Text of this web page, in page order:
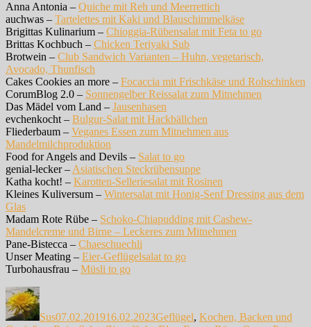
Anna Antonia – Quiche mit Reh und Meerrettich
auchwas – Tartelettes mit Kaki und Blauschimmelkäse
Brigittas Kulinarium – Chioggia-Rübensalat mit Feta to go
Brittas Kochbuch – Chicken Teriyaki Sub
Brotwein – Club Sandwich Varianten – Huhn, vegetarisch,
Avocado, Thunfisch
Cakes Cookies an more – Focaccia mit Frischkäse und Rohschinken
CorumBlog 2.0 – Sonnengelber Reissalat zum Mitnehmen
Das Mädel vom Land – Jausenhasen
evchenkocht – Bulgur-Salat mit Hackbällchen
Fliederbaum – Veganes Essen zum Mitnehmen aus
Mandelmilchproduktion
Food for Angels and Devils – Salat to go
genial-lecker – Asiatischen Steckrübensuppe
Katha kocht! – Karotten-Selleriesalat mit Rosinen
Kleines Kuliversum – Wintersalat mit Honig-Senf Dressing aus dem
Glas
Madam Rote Rübe – Schoko-Chiapudding mit Cashew-
Mandelcreme und Birne – Leckeres zum Mitnehmen
Pane-Bistecca – Chaeschuechli
Unser Meating – Eier-Geflügelsalat to go
Turbohausfrau – Müsli to go
Autor
Sus07.02.201916.02.2023Geflügel, Kochen, Backen und